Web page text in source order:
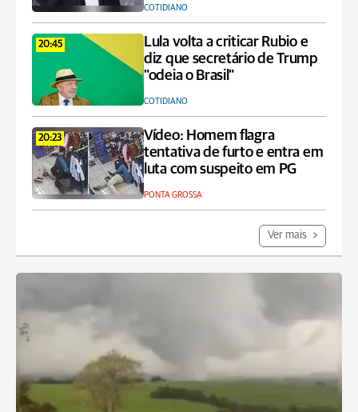
COTIDIANO
20:45
Lula volta a criticar Rubio e
diz que secretário de Trump
"odeia o Brasil"
COTIDIANO
20:23
Vídeo: Homem flagra
tentativa de furto e entra em
luta com suspeito em PG
PONTA GROSSA
Ver mais